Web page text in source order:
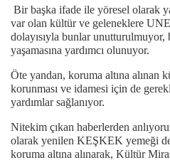
Bir başka ifade ile yöresel olarak
var olan kültür ve geleneklere
dolayısıyla bunlar
yaşamasına yardımcı olunuyor.
Öte yandan, koruma altına alınan
korunması ve idamesi için de
yardımlar sağlanıyor.
Nitekim çıkan haberlerden
olarak yenilen KEŞKEK yemeği
koruma altına alınarak, Kültür